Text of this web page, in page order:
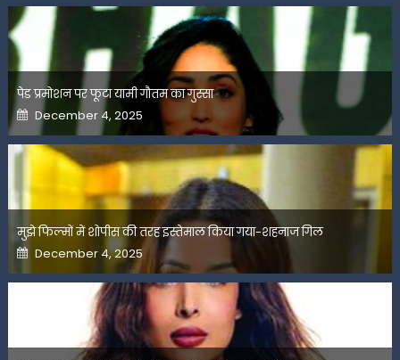
पेड प्रमोशन पर फूटा यामी गौतम का गुस्सा
Posted
on
December 4, 2025
मुझे फिल्मों में शोपीस की तरह इस्तेमाल किया गया-शहनाज गिल
Posted
on
December 4, 2025